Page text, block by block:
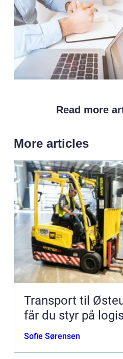
Read more
More articles
Transport til
får du styr på
Sofie Sørensen